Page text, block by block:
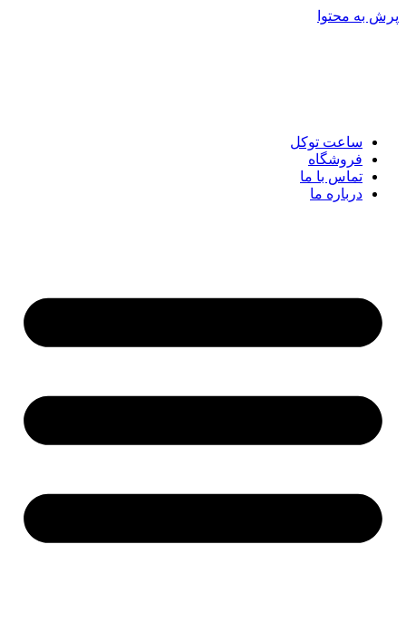
پرش به محتوا
ساعت توکل
فروشگاه
تماس با ما
درباره ما